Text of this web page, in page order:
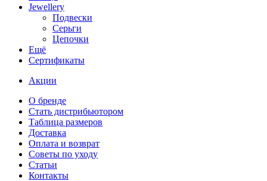
Jewellery
Подвески
Серьги
Цепочки
Ещё
Сертификаты
Акции
О бренде
Стать дистрибьютором
Таблица размеров
Доставка
Оплата и возврат
Советы по уходу
Статьи
Контакты